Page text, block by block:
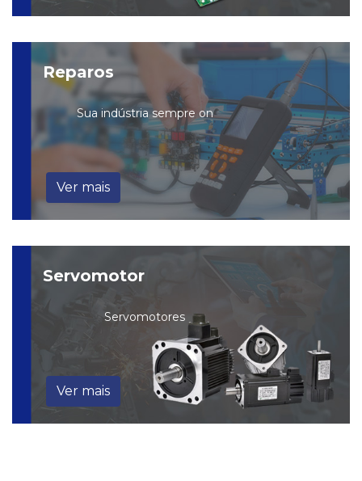
Reparos
Sua indústria sempre on
Ver mais
Servomotor
Servomotores
Ver mais